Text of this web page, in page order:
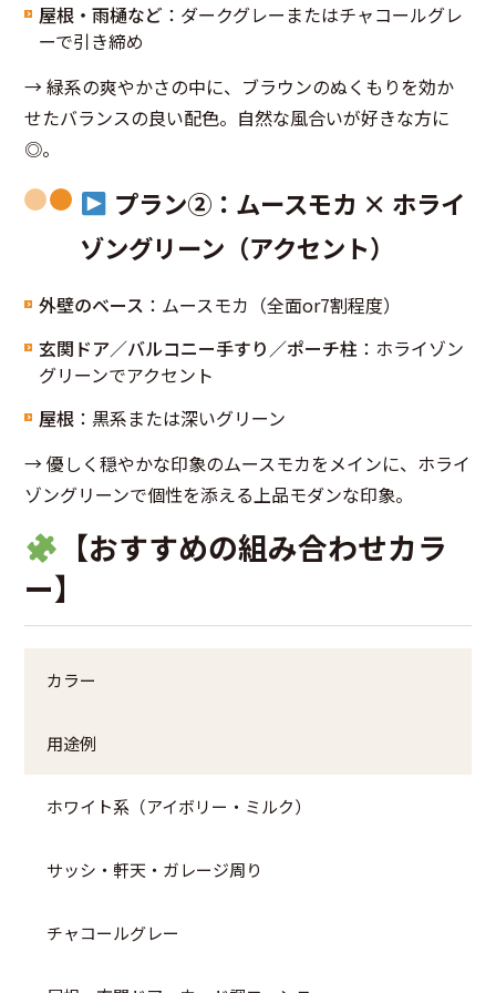
屋根・雨樋など ：ダークグレーまたはチャコールグレ
ーで引き締め
→ 緑系の爽やかさの中に、ブラウンのぬくもりを効か
せたバランスの良い配色。自然な風合いが好きな方に
◎。
プラン②：ムースモカ × ホライ
ゾングリーン（アクセント）
外壁のベース ：ムースモカ（全面or7割程度）
玄関ドア／バルコニー手すり／ポーチ柱 ：ホライゾン
グリーンでアクセント
屋根 ：黒系または深いグリーン
→ 優しく穏やかな印象のムースモカをメインに、ホライ
ゾングリーンで個性を添える上品モダンな印象。
【おすすめの組み合わせカラ
ー】
カラー
用途例
ホワイト系（アイボリー・ミルク）
サッシ・軒天・ガレージ周り
チャコールグレー